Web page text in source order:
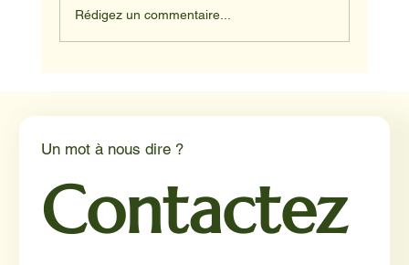
Rédigez un commentaire...
Un mot à nous dire ?
Contactez